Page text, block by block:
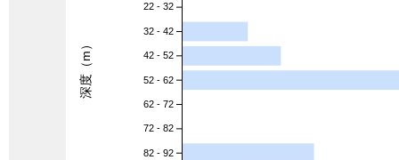
22 - 32
32 - 42
42 - 52
52 - 62
62 - 72
72 - 82
82 - 92
深度（m）